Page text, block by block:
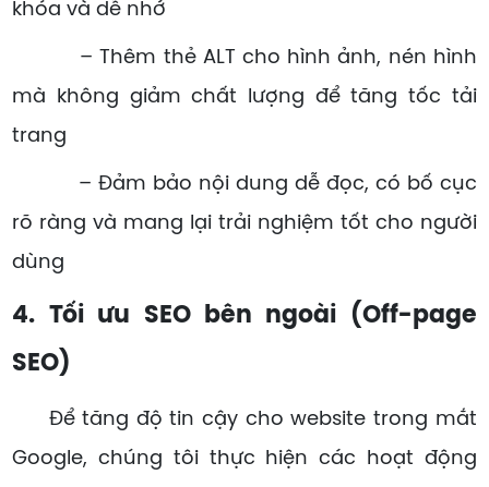
khóa và dễ nhớ
– Thêm thẻ ALT cho hình ảnh, nén hình
mà không giảm chất lượng để tăng tốc tải
trang
– Đảm bảo nội dung dễ đọc, có bố cục
rõ ràng và mang lại trải nghiệm tốt cho người
dùng
4. Tối ưu SEO bên ngoài (Off-page
SEO)
Để tăng độ tin cậy cho website trong mắt
Google, chúng tôi thực hiện các hoạt động